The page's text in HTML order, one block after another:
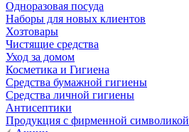
Одноразовая посуда
Наборы для новых клиентов
Хозтовары
Чистящие средства
Уход за домом
Косметика и Гигиена
Средства бумажной гигиены
Средства личной гигиены
Антисептики
Продукция с фирменной символикой